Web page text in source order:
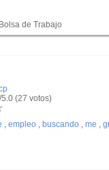
de Trabajo
/5.0 (27 votos)
, empleo , buscando , me ,